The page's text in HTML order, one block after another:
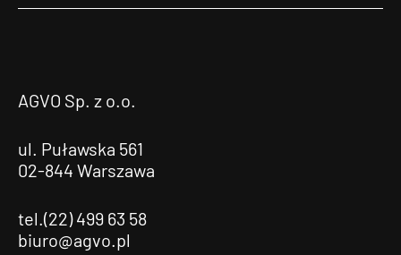
AGVO Sp. z o.o.
ul. Puławska 561
02-844 Warszawa
tel.(22) 499 63 58
biuro@agvo.pl